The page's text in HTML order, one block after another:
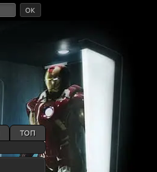
OK
ТОП